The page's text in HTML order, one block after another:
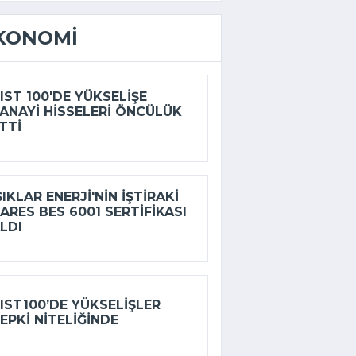
100'DE YÜKSELIŞE
HISSELERI ÖNCÜLÜK
ENERJI'NIN IŞTIRAKI
BES 6001 SERTIFIKASI
YÜKSELIŞLER
NITELIĞINDE